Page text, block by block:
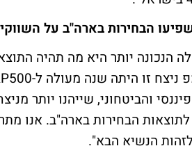
הבחירות בארה"ב על
הנכונה יותר היא מה תהיה
והביטחוני, שייהנו יותר
הבחירות בארה"ב. אנו
הנשיא הבא".